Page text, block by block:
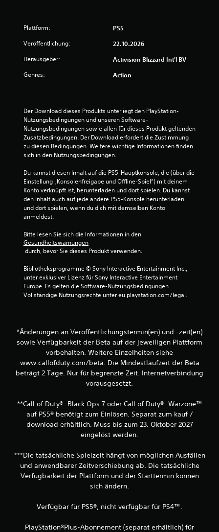
Plattform: PS5
Veröffentlichung: 22.10.2026
Herausgeber: Activision Blizzard Int'l BV
Genres: Action
Der Download dieses Produkts unterliegt den PlayStation-
Nutzungsbedingungen und unseren Software-
Nutzungsbedingungen sowie allen für dieses Produkt geltenden
Zusatzbedingungen. Der Download erfordert die Zustimmung
zu diesen Bedingungen. Weitere wichtige Informationen finden
sich in den Nutzungsbedingungen.
Du kannst diesen Inhalt auf die PS5-Hauptkonsole, die (über die
Einstellung „Konsolenfreigabe und Offline-Spiel“) mit deinem
Konto verknüpft ist, herunterladen und dort spielen. Du kannst
den Inhalt auch auf jede andere PS5-Konsole herunterladen
und dort spielen, wenn du dich mit demselben Konto
anmeldest.
Bitte lesen Sie sich die Informationen in den
Gesundheitswarnungen
durch, bevor Sie dieses Produkt verwenden.
Bibliotheksprogramme © Sony Interactive Entertainment Inc.,
unter exklusiver Lizenz für Sony Interactive Entertainment
Europe. Es gelten die Software-Nutzungsbedingungen.
Vollständige Nutzungsrechte unter eu.playstation.com/legal.
*Änderungen an Veröffentlichungstermin(en) und -zeit(en)
sowie Verfügbarkeit der Beta auf der jeweiligen Plattform
vorbehalten. Weitere Einzelheiten siehe
www.callofduty.com/beta. Die Mindestlaufzeit der Beta
beträgt 2 Tage. Nur für begrenzte Zeit. Internetverbindung
vorausgesetzt.
**Call of Duty®: Black Ops 7 oder Call of Duty®: Warzone™
auf PS5® benötigt zum Einlösen. Separat zum kauf /
download erhältlich. Muss bis zum 23. Oktober 2027
eingelöst werden.
***Die tatsächliche Spielzeit hängt von möglichen Ausfällen
und anwendbarer Zeitverschiebung ab. Die tatsächliche
Verfügbarkeit der Plattform und der Starttermin können
sich ändern.
Verfügbar für PS5®, nicht verfügbar für PS4™.
PlayStation®Plus-Abonnement (separat erhältlich) für